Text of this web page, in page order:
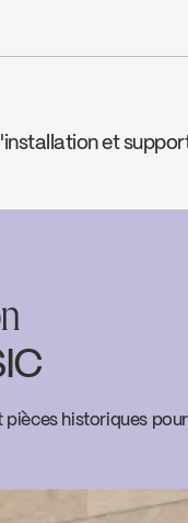
et
pièces historiques